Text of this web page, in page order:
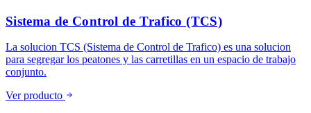
Sistema de Control de Trafico (TCS)
La solucion TCS (Sistema de Control de Trafico) es una solucion
para segregar los peatones y las carretillas en un espacio de trabajo
conjunto.
Ver producto